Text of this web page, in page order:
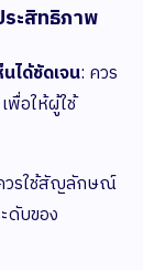
ระสิทธิภาพ
ได้ชัดเจน: ควร
พื่อให้ผู้ใช้
วรใช้สัญลักษณ์
ดับของ